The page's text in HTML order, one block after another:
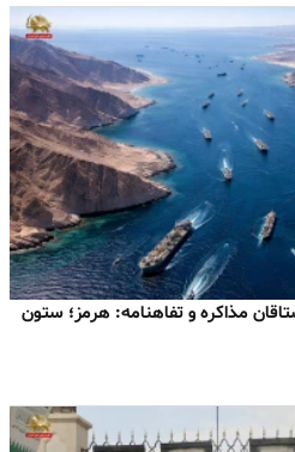
مذاکره و تفاهنامه: هرمز؛ ستون